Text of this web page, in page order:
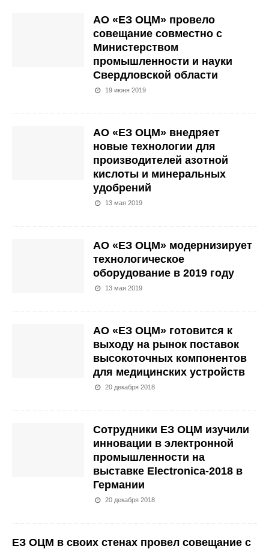
АО «ЕЗ ОЦМ» провело
совещание совместно с
Министерством
промышленности и науки
Свердловской области
19 июня 2019
АО «ЕЗ ОЦМ» внедряет
новые технологии для
производителей азотной
кислоты и минеральных
удобрений
13 мая 2019
АО «ЕЗ ОЦМ» модернизирует
технологическое
оборудование в 2019 году
13 мая 2019
АО «ЕЗ ОЦМ» готовится к
выходу на рынок поставок
высокоточных компонентов
для медицинских устройств
20 декабря 2018
Сотрудники ЕЗ ОЦМ изучили
инновации в электронной
промышленности на
выставке Еlectronica-2018 в
Германии
20 декабря 2018
ЕЗ ОЦМ в своих стенах провел совещание с